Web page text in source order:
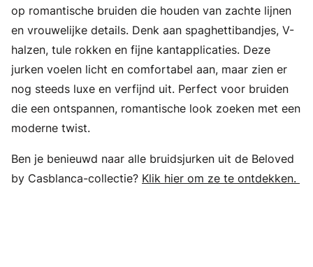
op romantische bruiden die houden van zachte lijnen
en vrouwelijke details. Denk aan spaghettibandjes, V-
halzen, tule rokken en fijne kantapplicaties. Deze
jurken voelen licht en comfortabel aan, maar zien er
nog steeds luxe en verfijnd uit. Perfect voor bruiden
die een ontspannen, romantische look zoeken met een
moderne twist.
Ben je benieuwd naar alle bruidsjurken uit de Beloved
by Casblanca-collectie? Klik hier om ze te ontdekken.